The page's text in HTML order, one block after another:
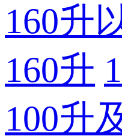
160升
160升
100升